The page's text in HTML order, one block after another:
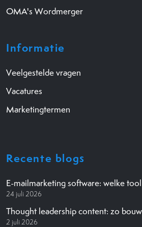
OMA's Wordmerger
Informatie
Veelgestelde vragen
Vacatures
Marketingtermen
Recente blogs
E-mailmarketing software: welke
24 juli 2026
Thought leadership content: zo
2 juli 2026